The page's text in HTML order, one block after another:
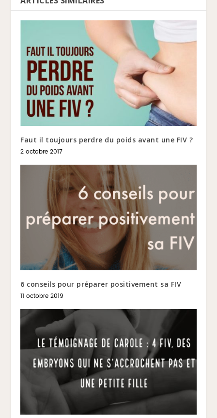
Faut il toujours perdre du poids avant une FIV ?
2 octobre 2017
6 conseils pour préparer positivement sa FIV
11 octobre 2019